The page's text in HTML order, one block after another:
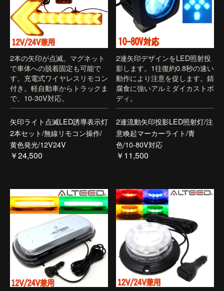
2本の矢印が点滅。マグネット
で車体への脱着固定も可能で
す。充電式ワイヤレスリモコン
付き。軽自動車からトラックま
で、10-30V対応。
矢印ライト点滅LED誘導表示灯
2本セット/無線リモコン操作/
黄色発光/12V24V
￥24,500
2連矢印デザインをLED照射投
影します。1往復約0.8秒の速い
動作により注意を促します。錆
腐食に強いアルミダイカストボ
ディ。
2連流動矢印投影LED照射灯/注
意喚起マーカーライト/青
色/10-80V対応
￥11,500